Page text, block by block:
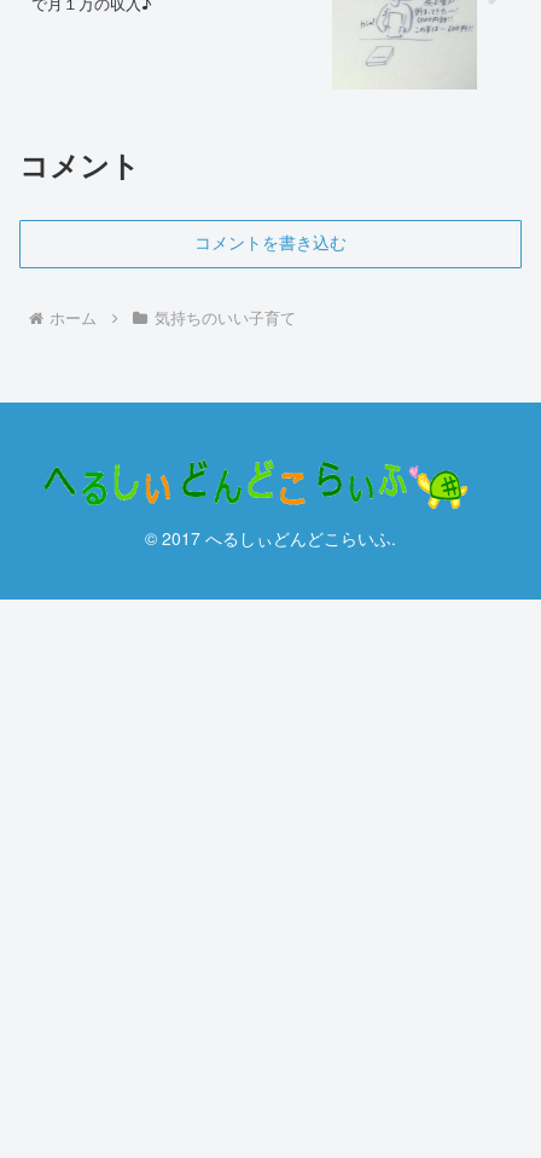
コメント
コメントを書き込む
ホーム 気持ちのいい子育て
© 2017 へるしぃどんどこらいふ.